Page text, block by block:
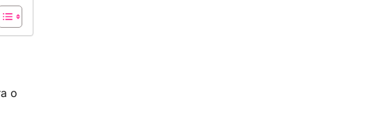
o